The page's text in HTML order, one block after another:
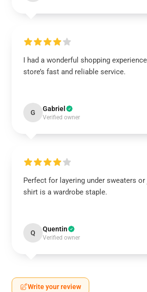
I had a wonderful shopping
store’s fast and reliable service.
G Gabriel
Verified owner
Perfect for layering under sweaters
shirt is a wardrobe staple.
Q Quentin
Verified owner
Write your review